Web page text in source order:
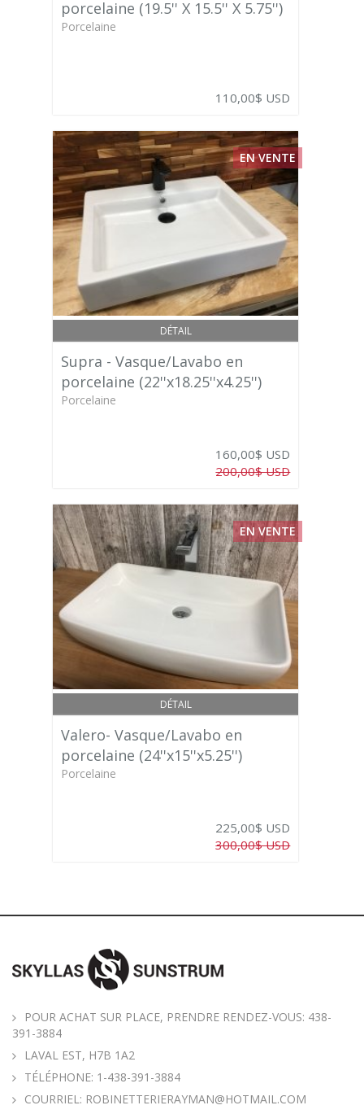
porcelaine (19.5'' X 15.5'' X 5.75'')
Porcelaine
110,00$ USD
DÉTAIL
EN VENTE
Supra - Vasque/Lavabo en
porcelaine (22''x18.25''x4.25'')
Porcelaine
160,00$ USD
200,00$ USD
DÉTAIL
EN VENTE
Valero- Vasque/Lavabo en
porcelaine (24''x15''x5.25'')
Porcelaine
225,00$ USD
300,00$ USD
POUR ACHAT SUR PLACE, PRENDRE RENDEZ-VOUS: 438-
391-3884
LAVAL EST, H7B 1A2
TÉLÉPHONE: 1-438-391-3884
COURRIEL: ROBINETTERIERAYMAN@HOTMAIL.COM